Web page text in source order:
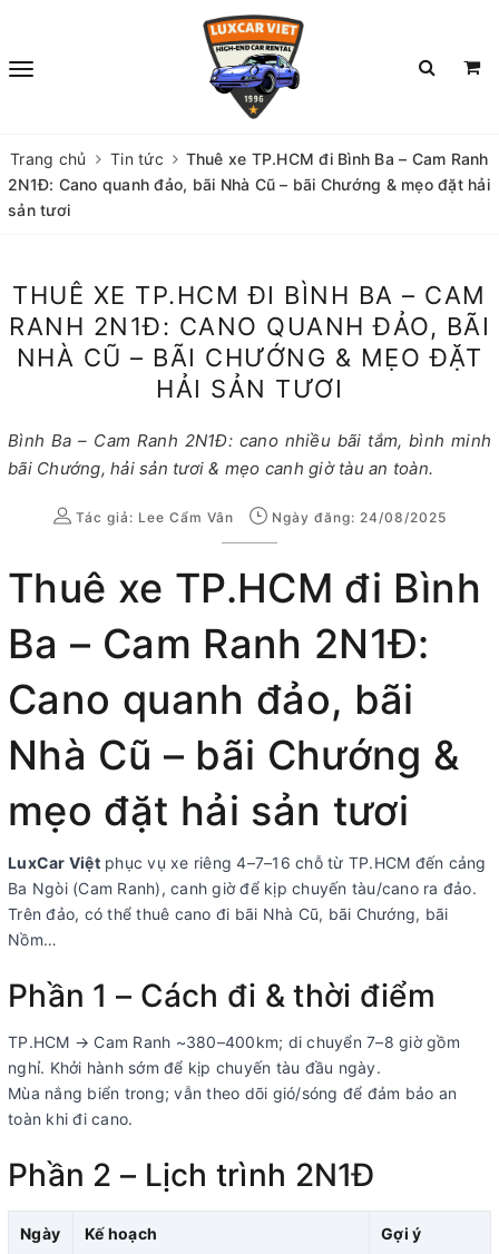
Trang chủ Tin tức
Thuê xe TP.HCM đi Bình Ba – Cam Ranh
2N1Đ: Cano quanh đảo, bãi Nhà Cũ – bãi Chướng & mẹo đặt hải
sản tươi
THUÊ XE TP.HCM ĐI BÌNH BA – CAM
RANH 2N1Đ: CANO QUANH ĐẢO, BÃI
NHÀ CŨ – BÃI CHƯỚNG & MẸO ĐẶT
HẢI SẢN TƯƠI
Bình Ba – Cam Ranh 2N1Đ: cano nhiều bãi tắm, bình minh
bãi Chướng, hải sản tươi & mẹo canh giờ tàu an toàn.
Tác giả: Lee Cẩm Vân Ngày đăng: 24/08/2025
Thuê xe TP.HCM đi Bình
Ba – Cam Ranh 2N1Đ:
Cano quanh đảo, bãi
Nhà Cũ – bãi Chướng &
mẹo đặt hải sản tươi
LuxCar Việtphục vụ xe riêng 4–7–16 chỗ từ TP.HCM đến cảng
Ba Ngòi (Cam Ranh), canh giờ để kịp chuyến tàu/cano ra đảo.
Trên đảo, có thể thuê cano đi bãi Nhà Cũ, bãi Chướng, bãi
Nồm…
Phần 1 – Cách đi & thời điểm
TP.HCM → Cam Ranh ~380–400km; di chuyển 7–8 giờ gồm
nghỉ. Khởi hành sớm để kịp chuyến tàu đầu ngày.
Mùa nắng biển trong; vẫn theo dõi gió/sóng để đảm bảo an
toàn khi đi cano.
Phần 2 – Lịch trình 2N1Đ
Ngày Kế hoạch Gợi ý